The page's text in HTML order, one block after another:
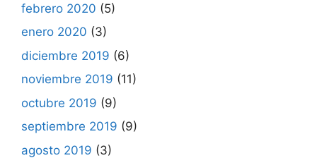
febrero 2020 (5)
enero 2020 (3)
diciembre 2019 (6)
noviembre 2019 (11)
octubre 2019 (9)
septiembre 2019 (9)
agosto 2019 (3)